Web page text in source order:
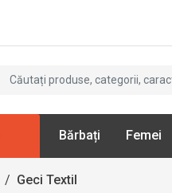
Bărbați Femei
/ Geci Textil